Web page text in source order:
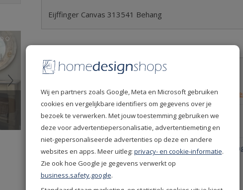
Next
1112
Eijffinger Canvas 313541 Behang
Productspecificaties
Levertijd
Retourvoorwaarden
30 dagen gratis
Productcode
313541
EAN
8715518135411
Productgroep
Eijffinger Behang -
Behang
Bruin
Wij en partners zoals Google, Meta en Microsoft gebruiken
cookies en vergelijkbare identifiers om gegevens over je
bezoek te verwerken. Met jouw toestemming gebruiken we
deze voor advertentiepersonalisatie, advertentiemeting en
niet-gepersonaliseerde advertenties op deze en andere
websites en apps. Meer uitleg: privacy- en cookie-informatie.
Zie ook hoe Google je gegevens verwerkt op
business.safety.google.